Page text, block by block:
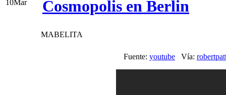
10Mar
Cosmopolis en Berlin
MABELITA
Fuente: youtube Vía: